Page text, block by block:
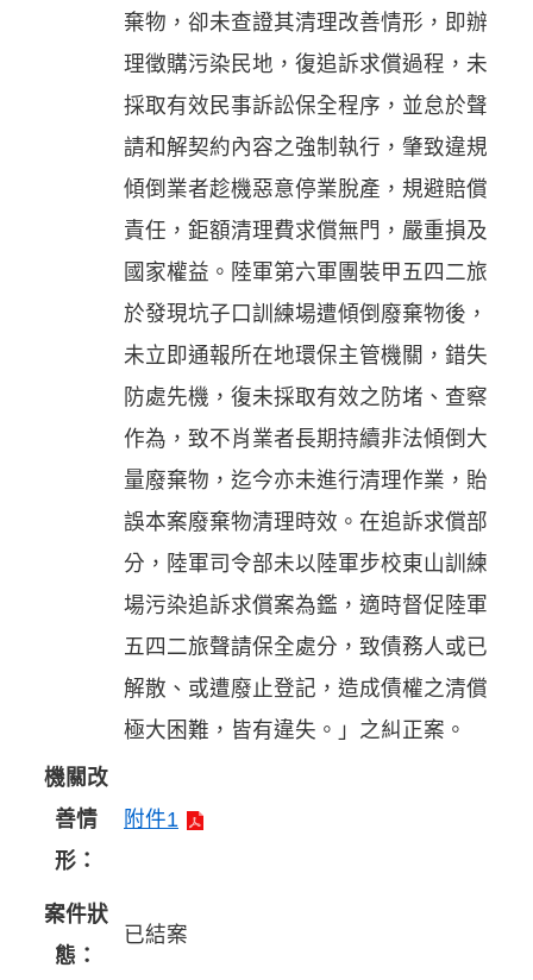
棄物，卻未查證其清理改善情形，即辦
理徵購污染民地，復追訴求償過程，未
採取有效民事訴訟保全程序，並怠於聲
請和解契約內容之強制執行，肇致違規
傾倒業者趁機惡意停業脫產，規避賠償
責任，鉅額清理費求償無門，嚴重損及
國家權益。陸軍第六軍團裝甲五四二旅
於發現坑子口訓練場遭傾倒廢棄物後，
未立即通報所在地環保主管機關，錯失
防處先機，復未採取有效之防堵、查察
作為，致不肖業者長期持續非法傾倒大
量廢棄物，迄今亦未進行清理作業，貽
誤本案廢棄物清理時效。在追訴求償部
分，陸軍司令部未以陸軍步校東山訓練
場污染追訴求償案為鑑，適時督促陸軍
五四二旅聲請保全處分，致債務人或已
解散、或遭廢止登記，造成債權之清償
極大困難，皆有違失。」之糾正案。
機關改
善情
形：
附件1
案件狀
態：
已結案